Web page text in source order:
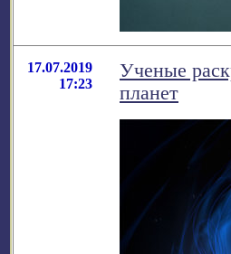
17.07.2019
17:23
Ученые
планет